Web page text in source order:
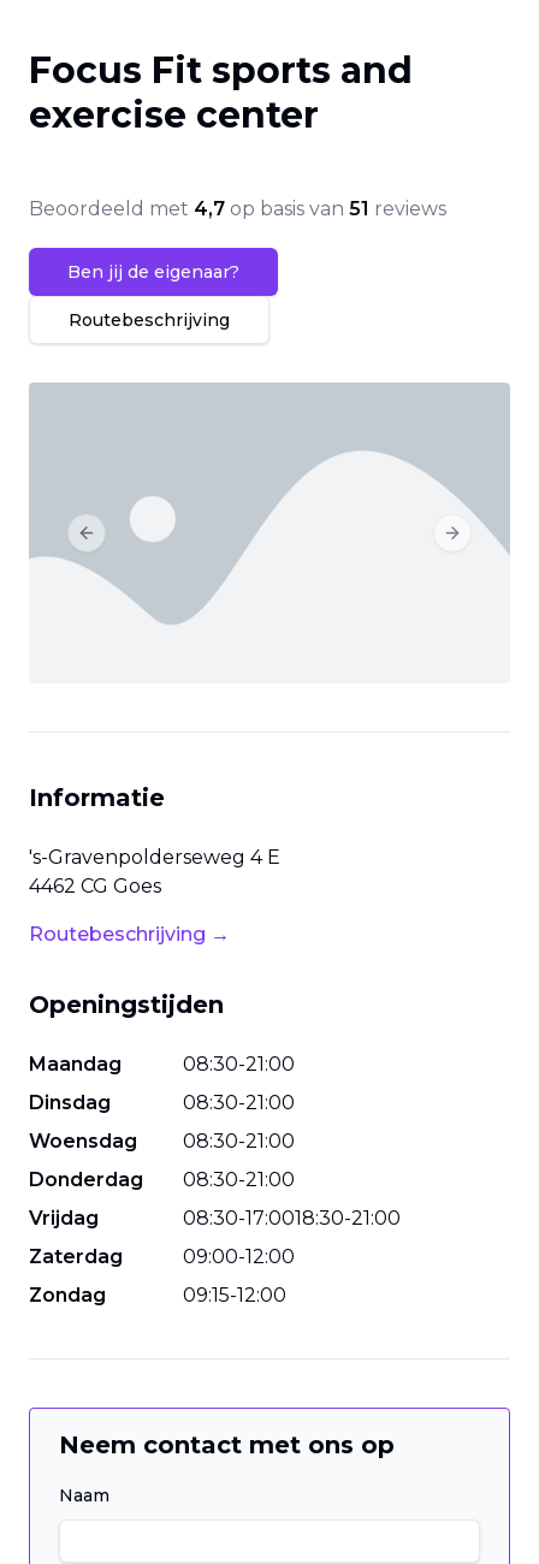
Focus Fit sports and
exercise center
Beoordeeld met 4,7 op basis van 51 reviews
Ben jij de eigenaar?
Routebeschrijving
Previous slide Next slide
Informatie
's-Gravenpolderseweg 4 E
4462 CG Goes
Routebeschrijving →
Openingstijden
Maandag 08:30-21:00
Dinsdag
08:30-21:00
Woensdag
08:30-21:00
Donderdag
08:30-21:00
Vrijdag
08:30-17:0018:30-21:00
Zaterdag
09:00-12:00
Zondag
09:15-12:00
Neem contact met ons op
Naam